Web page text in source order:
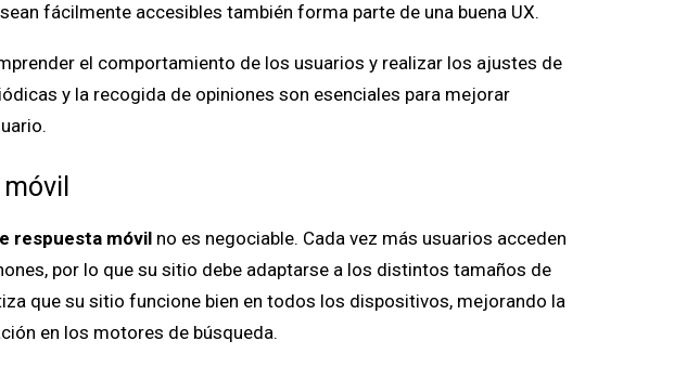
fácilmente accesibles también forma parte de una buena UX.
el comportamiento de los usuarios y realizar los ajustes de
y la recogida de opiniones son esenciales para mejorar
respuesta móvil no es negociable. Cada vez más usuarios acceden
por lo que su sitio debe adaptarse a los distintos tamaños de
que su sitio funcione bien en todos los dispositivos, mejorando la
en los motores de búsqueda.